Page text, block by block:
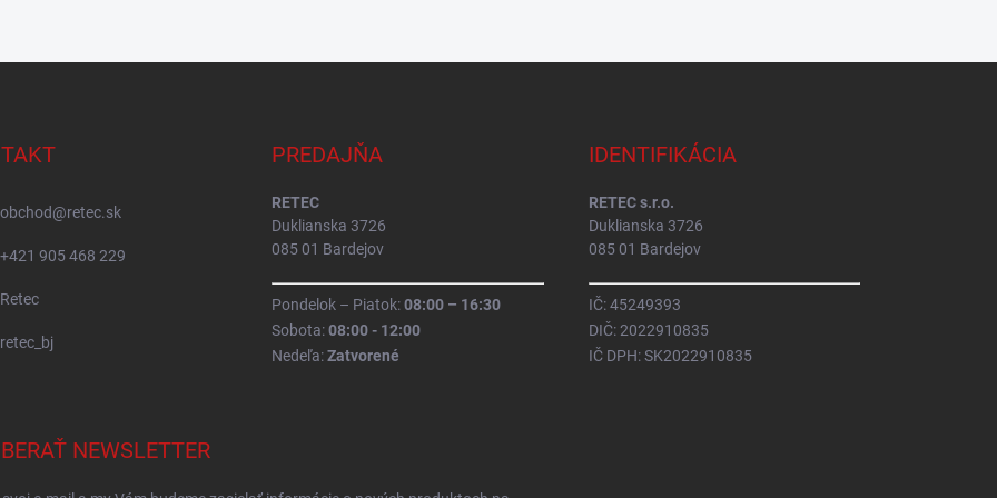
obchod@retec.sk
+421 905 468 229
Retec
retec_bj
PREDAJŇA
RETEC
Duklianska 3726
085 01 Bardejov
Pondelok – Piatok:08:00 – 16:30
Sobota:08:00 - 12:00
Nedeľa:Zatvorené
IDENTIFIKÁCIA
RETEC s.r.o.
Duklianska 3726
085 01 Bardejov
IČ: 45249393
DIČ: 2022910835
IČ DPH: SK2022910835
NEWSLETTER